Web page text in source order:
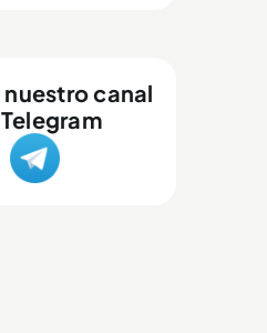
nuestro canal